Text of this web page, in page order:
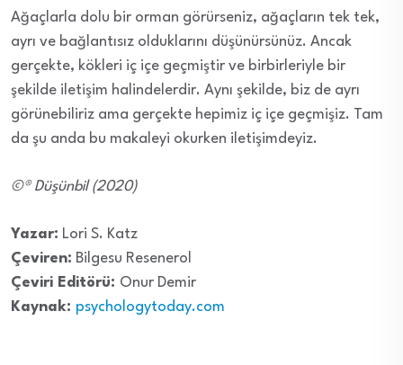
Ağaçlarla dolu bir orman görürseniz, ağaçların tek tek,
ayrı ve bağlantısız olduklarını düşünürsünüz. Ancak
gerçekte, kökleri iç içe geçmiştir ve birbirleriyle bir
şekilde iletişim halindelerdir. Aynı şekilde, biz de ayrı
görünebiliriz ama gerçekte hepimiz iç içe geçmişiz. Tam
da şu anda bu makaleyi okurken iletişimdeyiz.
©® Düşünbil (2020)
Yazar: Lori S. Katz
Çeviren: Bilgesu Resenerol
Çeviri Editörü: Onur Demir
Kaynak: psychologytoday.com